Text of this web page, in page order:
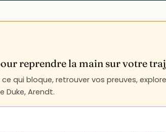
reprendre la main sur votre
qui bloque, retrouver vos preuves,
Duke, Arendt.